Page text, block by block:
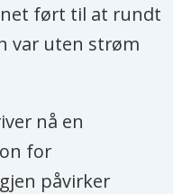
ført til at rundt
var uten strøm
nå en
for
påvirker